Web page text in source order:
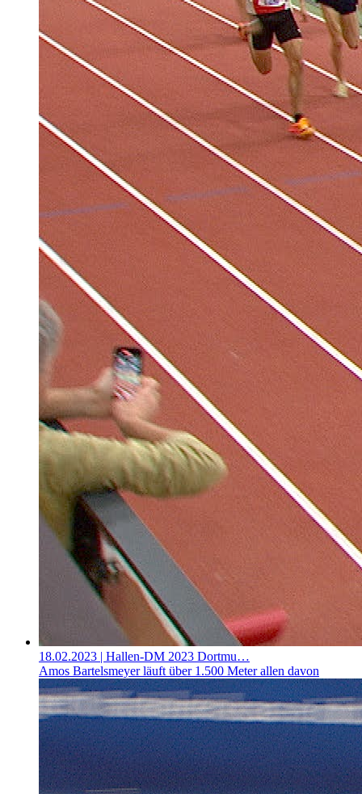
18.02.2023 | Hallen-DM 2023 Dortmu…
Amos Bartelsmeyer läuft über 1.500 Meter allen davon